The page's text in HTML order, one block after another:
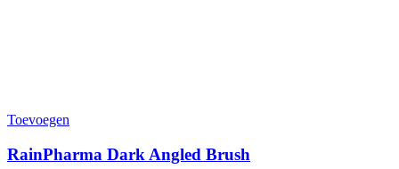
Toevoegen
RainPharma Dark Angled Brush